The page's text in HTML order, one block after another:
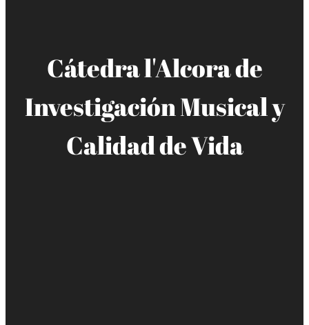
Cátedra l'Alcora de
Investigación Musical y
Calidad de Vida